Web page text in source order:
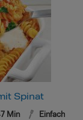
Spinat
Min Einfach